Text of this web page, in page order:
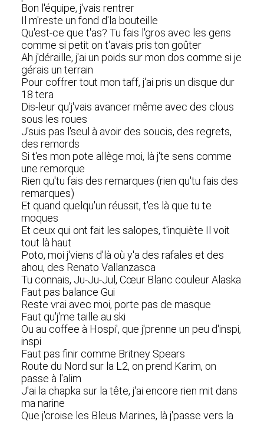
Bon l'équipe, j'vais rentrer
Il m'reste un fond d'la bouteille
Qu'est-ce que t'as? Tu fais l'gros avec les gens
comme si petit on t'avais pris ton goûter
Ah j'déraille, j'ai un poids sur mon dos comme si je
gérais un terrain
Pour coffrer tout mon taff, j'ai pris un disque dur
18 tera
Dis-leur qu'j'vais avancer même avec des clous
sous les roues
J'suis pas l'seul à avoir des soucis, des regrets,
des remords
Si t'es mon pote allège moi, là j'te sens comme
une remorque
Rien qu'tu fais des remarques (rien qu'tu fais des
remarques)
Et quand quelqu'un réussit, t'es là que tu te
moques
Et ceux qui ont fait les salopes, t'inquiète Il voit
tout là haut
Poto, moi j'viens d'là où y'a des rafales et des
ahou, des Renato Vallanzasca
Tu connais, Ju-Ju-Jul, Cœur Blanc couleur Alaska
Faut pas balance Gui
Reste vrai avec moi, porte pas de masque
Faut qu'j'me taille au ski
Ou au coffee à Hospi', que j'prenne un peu d'inspi,
inspi
Faut pas finir comme Britney Spears
Route du Nord sur la L2, on prend Karim, on
passe à l'alim
J'ai la chapka sur la tête, j'ai encore rien mit dans
ma narine
Que j'croise les Bleus Marines, là j'passe vers la